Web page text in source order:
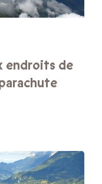
endroits de